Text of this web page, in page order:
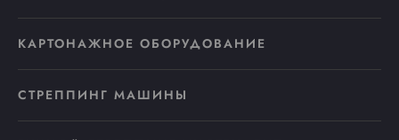
КАРТОНАЖНОЕ ОБОРУДОВАНИЕ
СТРЕППИНГ МАШИНЫ